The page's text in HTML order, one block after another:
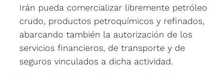
Irán pueda comercializar libremente petróleo
crudo, productos petroquímicos y refinados,
abarcando también la autorización de los
servicios financieros, de transporte y de
seguros vinculados a dicha actividad.